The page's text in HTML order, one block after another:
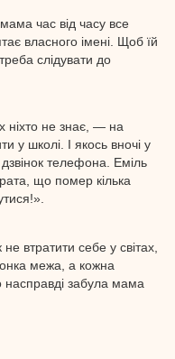
час від часу все
власного імені. Щоб їй
слідувати до
ніхто не знає, — на
у школі. І якось вночі у
телефона. Еміль
що помер кілька
втратити себе у світах,
межа, а кожна
забула мама